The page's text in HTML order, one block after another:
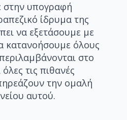
υπογραφή
ίδρυμα της
να εξετάσουμε με
κατανοήσουμε όλους
στο
τις πιθανές
την ομαλή
αυτού.